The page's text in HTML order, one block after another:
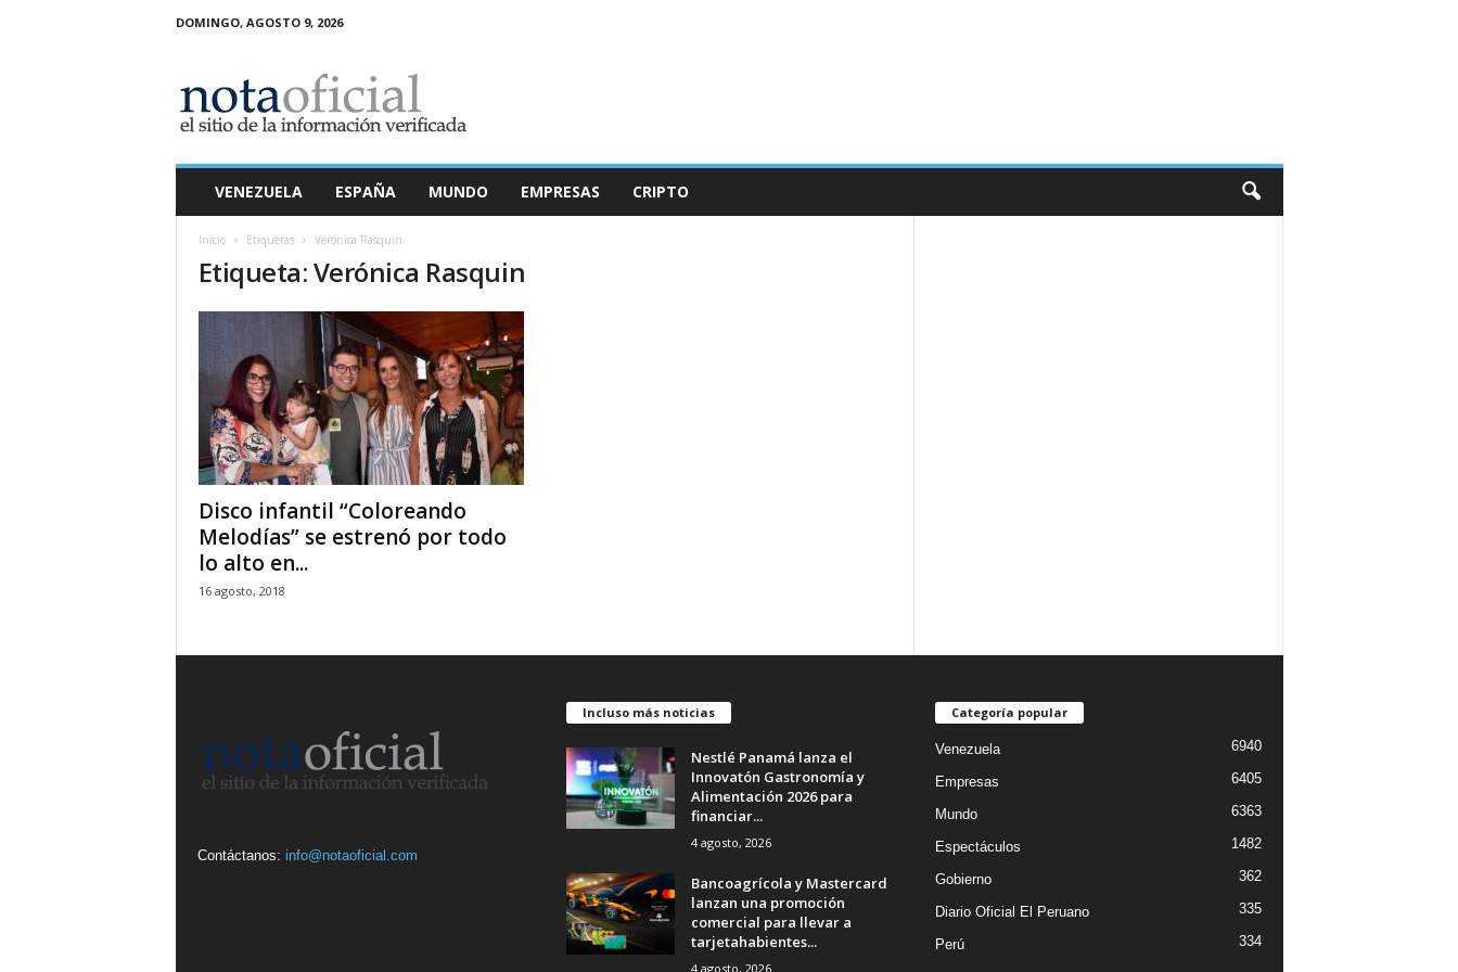
DOMINGO, AGOSTO 9, 2026
a
O
VENEZUELA ESPAÑA MUNDO EMPRESAS CRIPTO
Inicio Etiquetas Verónica Rasquin
Etiqueta: Verónica Rasquin
Disco infantil “Coloreando
Melodías” se estrenó por todo
lo alto en...
16 agosto, 2018
Contáctanos: info@notaoficial.com
Incluso más noticias
Nestlé Panamá lanza el
Innovatón Gastronomía y
Alimentación 2026 para
financiar...
4 agosto, 2026
Bancoagrícola y Mastercard
lanzan una promoción
comercial para llevar a
tarjetahabientes...
4 agosto, 2026
Categoría popular
Venezuela 6940
Empresas 6405
Mundo 6363
Espectáculos 1482
Gobierno 362
Diario Oficial El Peruano 335
Perú 334